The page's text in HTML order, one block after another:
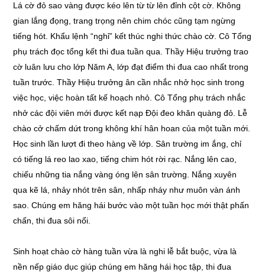
Lá cờ đỏ sao vàng được kéo lên từ từ lên đỉnh cột cờ. Không
gian lắng đọng, trang trọng nên chim chóc cũng tạm ngừng
tiếng hót. Khẩu lệnh “nghỉ” kết thúc nghi thức chào cờ. Cô Tổng
phụ trách đọc tổng kết thi đua tuần qua. Thầy Hiệu trưởng trao
cờ luân lưu cho lớp Năm A, lớp đạt điểm thi đua cao nhất trong
tuần trước. Thầy Hiệu trưởng ân cần nhắc nhở học sinh trong
việc học, việc hoàn tất kế hoạch nhỏ. Cô Tổng phụ trách nhắc
nhở các đội viên mới được kết nạp Đội đeo khăn quàng đỏ. Lễ
chào cở chấm dứt trong không khí hân hoan của một tuần mới.
Học sinh lần lượt đi theo hàng về lớp. Sân trường im ắng, chỉ
có tiếng lá reo lao xao, tiếng chim hót rời rạc. Nắng lên cao,
chiếu những tia nắng vàng óng lên sân trường. Nắng xuyên
qua kẽ lá, nhảy nhót trên sân, nhấp nháy như muôn vàn ánh
sao. Chúng em hăng hái bước vào một tuần học mới thật phấn
chấn, thi đua sôi nổi.
Sinh hoạt chào cờ hàng tuần vừa là nghi lễ bắt buộc, vừa là
nền nếp giáo dục giúp chúng em hăng hái học tập, thi đua